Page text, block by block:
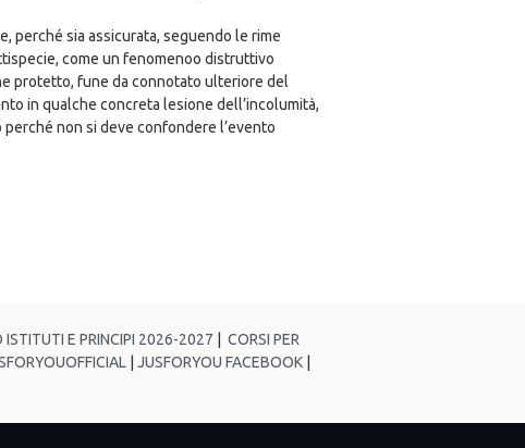
perché sia assicurata, seguendo le rime
come un fenomenoo distruttivo
protetto, fune da connotato ulteriore del
in qualche concreta lesione dell’incolumità,
non si deve confondere l’evento
ISTITUTI E PRINCIPI 2026-2027
CORSI PER
JUSFORYOU FACEBOOK